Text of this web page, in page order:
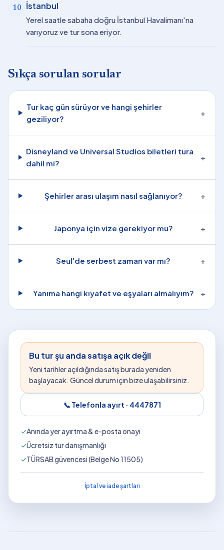
10 İstanbul
Yerel saatle sabaha doğru İstanbul Havalimanı'na
varıyoruz ve tur sona eriyor.
Sıkça sorulan sorular
Tur kaç gün sürüyor ve hangi şehirler
geziliyor?
+
Disneyland ve Universal Studios biletleri tura
dahil mi?
+
Şehirler arası ulaşım nasıl sağlanıyor? +
Japonya için vize gerekiyor mu? +
Seul'de serbest zaman var mı? +
Yanıma hangi kıyafet ve eşyaları almalıyım? +
Bu tur şu anda satışa açık değil
Yeni tarihler açıldığında satış burada yeniden
başlayacak. Güncel durum için bize ulaşabilirsiniz.
📞 Telefonla ayırt · 4447871
✓Anında yer ayırtma & e-posta onayı
✓Ücretsiz tur danışmanlığı
✓TÜRSAB güvencesi (Belge No 11505)
İptal ve iade şartları